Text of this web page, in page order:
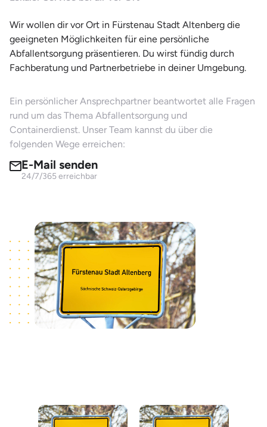
Wir wollen dir vor Ort in Fürstenau Stadt Altenberg die
geeigneten Möglichkeiten für eine persönliche
Abfallentsorgung präsentieren. Du wirst fündig durch
Fachberatung und Partnerbetriebe in deiner Umgebung.
Ein persönlicher Ansprechpartner beantwortet alle Fragen
rund um das Thema Abfallentsorgung und
Containerdienst. Unser Team kannst du über die
folgenden Wege erreichen:
E-Mail senden
24/7/365 erreichbar